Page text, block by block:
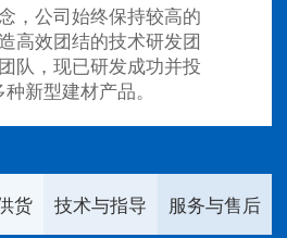
，公司始终保持较高的
高效团结的技术研发团
队，现已研发成功并投
新型建材产品。
货 技术与指导 服务与售后